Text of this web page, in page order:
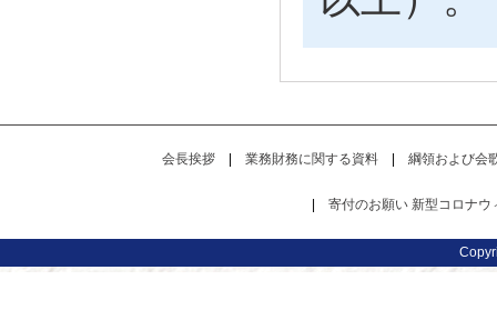
会長挨拶| 業務財務に関する資料| 綱領および会
寄付のお願い 新型コロナウ